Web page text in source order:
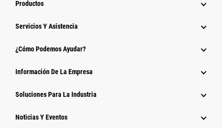
Productos
Servicios Y Asistencia
¿Cómo Podemos Ayudar?
Información De La Empresa
Soluciones Para La Industria
Noticias Y Eventos